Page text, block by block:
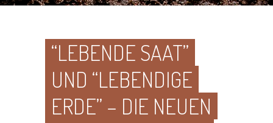
“LEBENDE SAAT”
UND “LEBENDIGE
ERDE” – DIE NEUEN